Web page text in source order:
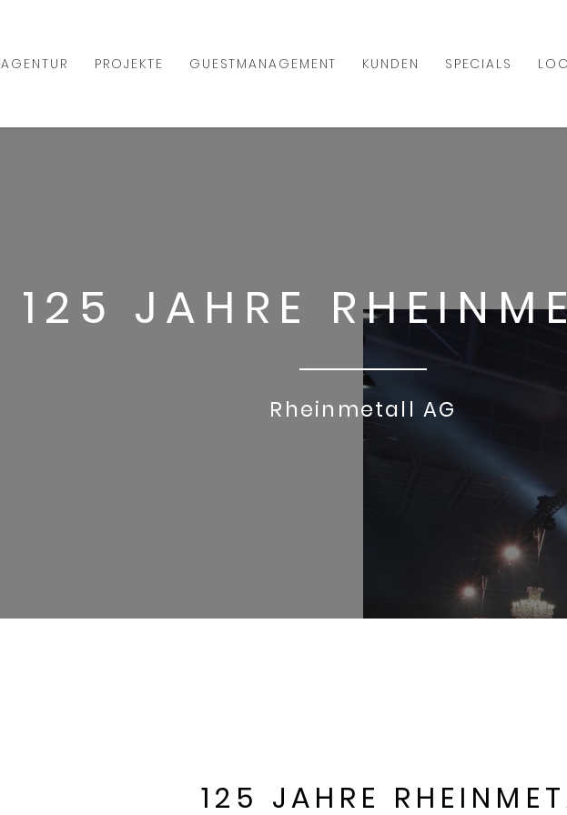
AGENTUR PROJEKTE GUESTMANAGEMENT KUNDEN SPECIALS
125 JAHRE
Rheinmetall AG
125 JAHRE